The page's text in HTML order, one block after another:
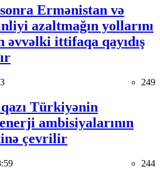
Ermənistan və
azaltmağın yollarını
əvvəlki ittifaqa qayıdış
249
Türkiyənin
ambisiyalarının
çevrilir
244